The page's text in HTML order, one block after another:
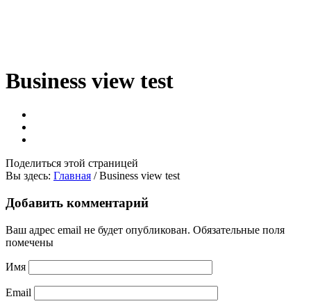
Business view test
Поделиться этой страницей
Вы здесь: Главная / Business view test
Добавить комментарий
Ваш адрес email не будет опубликован. Обязательные поля
помечены
Имя
Email